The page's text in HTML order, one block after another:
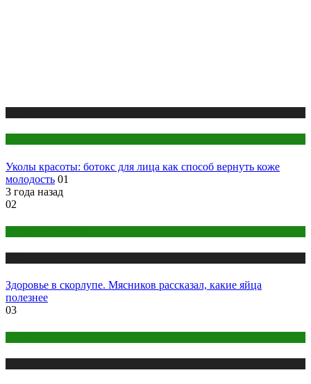
Уколы красоты: ботокс для лица как способ вернуть коже
молодость 01
3 года назад
02
Здоровье в скорлупе. Мясников рассказал, какие яйца
полезнее
03